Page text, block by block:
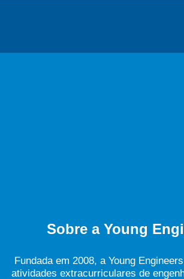
Sobre a Young
Fundada em 2008, a Young
atividades extracurriculares de